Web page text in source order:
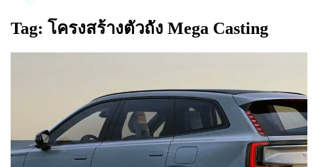
Tag: โครงสร้างตัวถัง Mega Casting